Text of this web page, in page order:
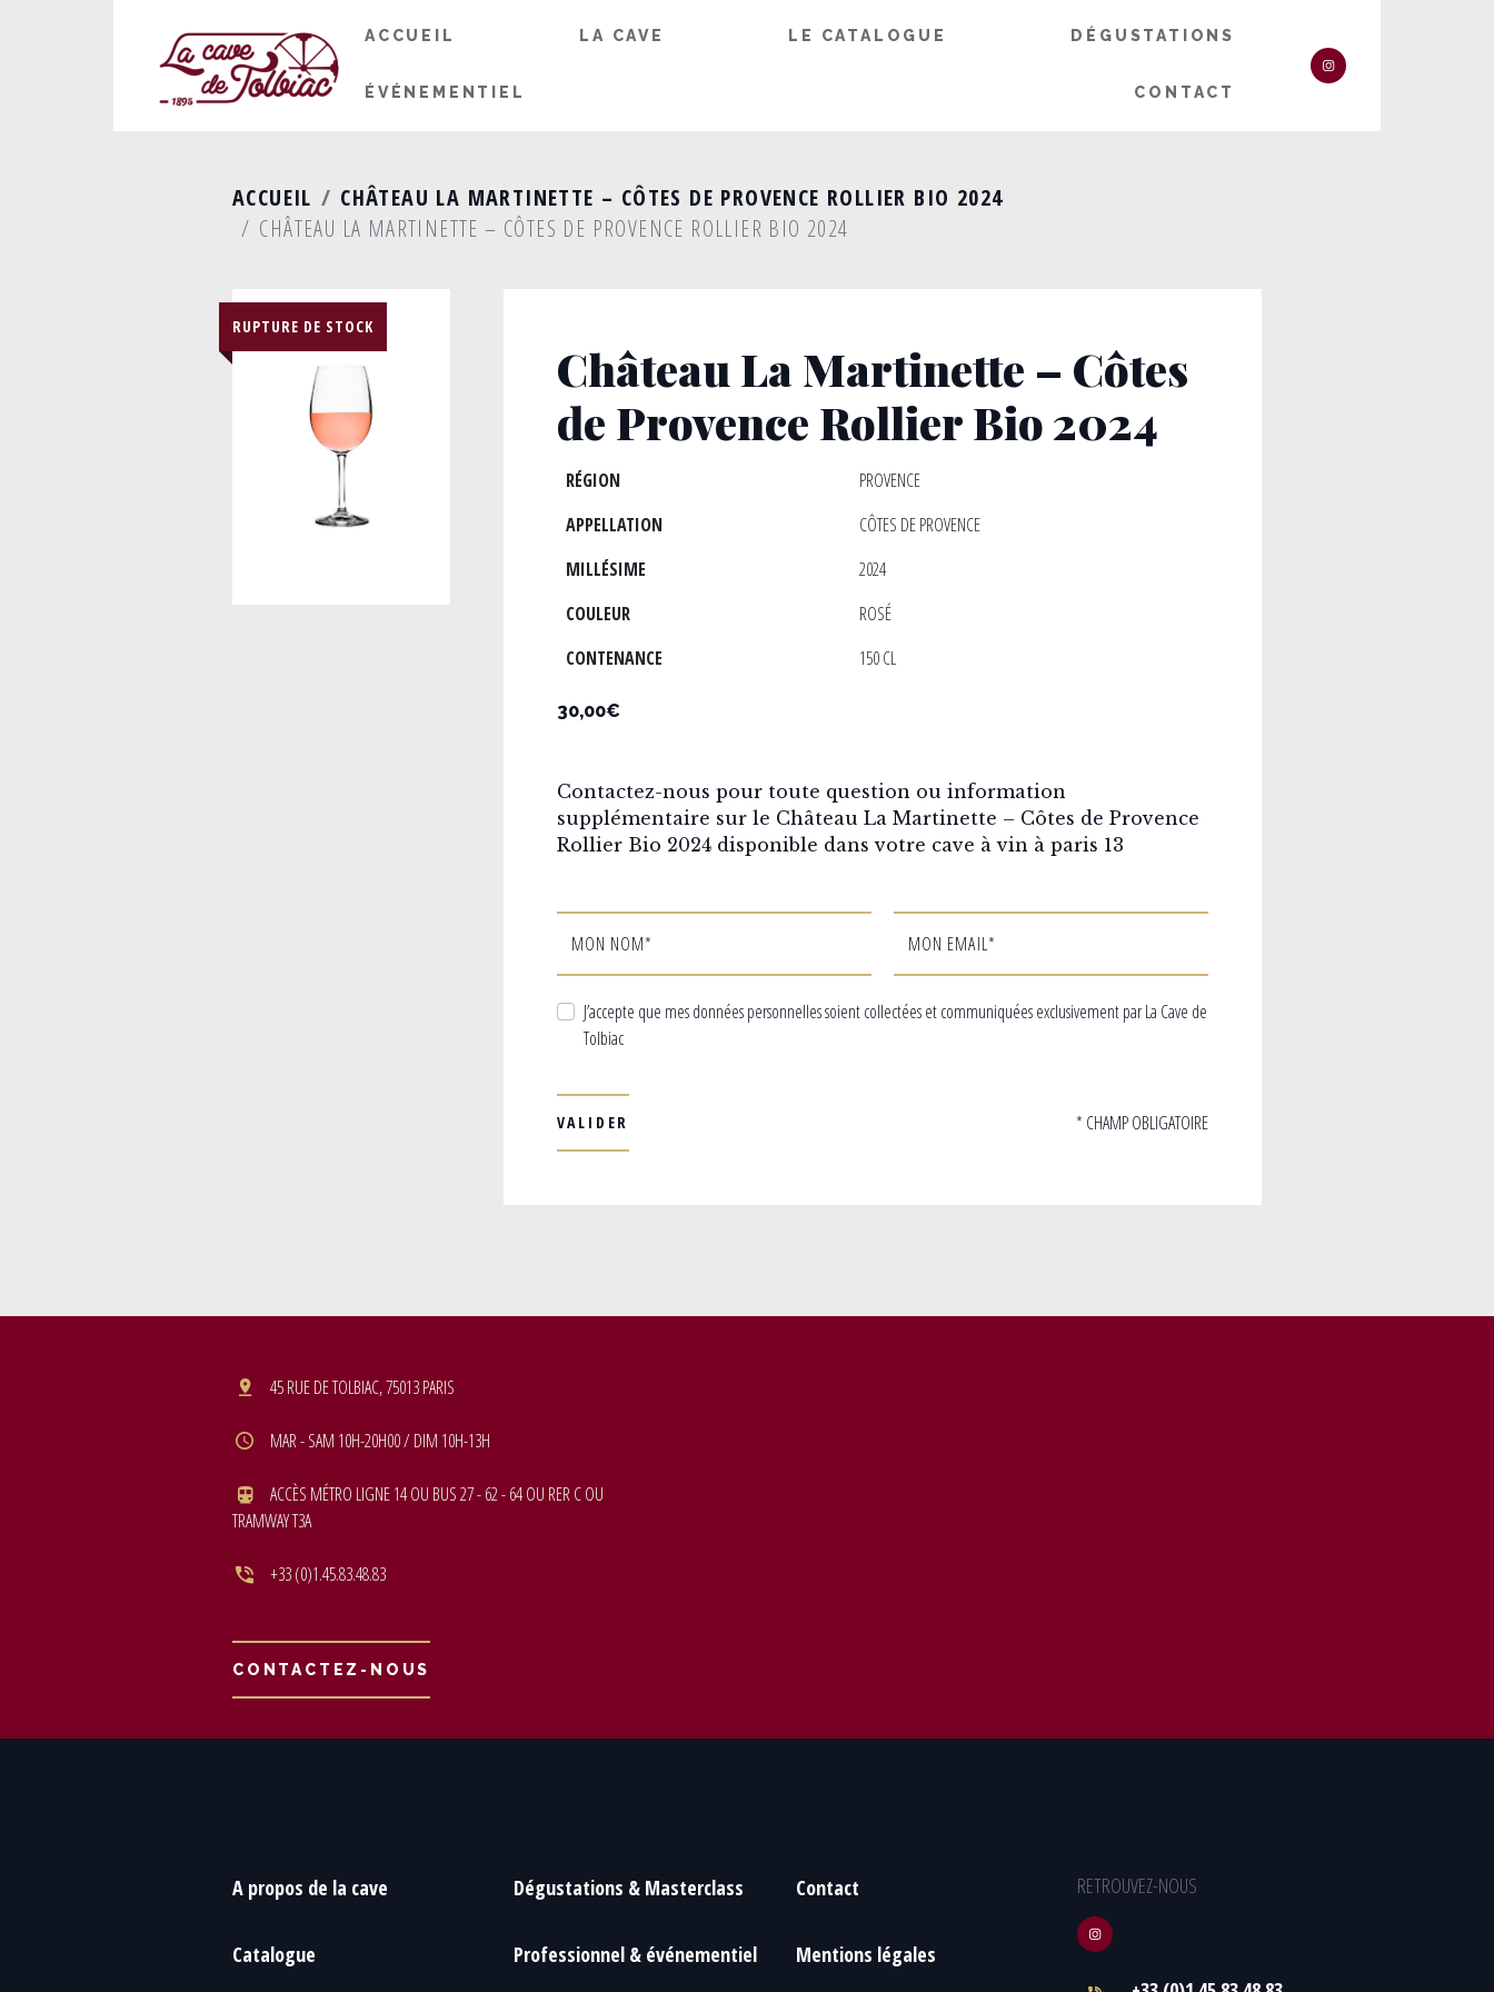
ACCUEIL LA CAVE LE CATALOGUE DÉGUSTATIONS
ÉVÉNEMENTIEL CONTACT
ACCUEIL
CHÂTEAU LA MARTINETTE – CÔTES DE PROVENCE ROLLIER BIO 2024
CHÂTEAU LA MARTINETTE – CÔTES DE PROVENCE ROLLIER BIO 2024
RUPTURE DE STOCK
Château La Martinette – Côtes
de Provence Rollier Bio 2024
RÉGION
PROVENCE
APPELLATION
CÔTES DE PROVENCE
MILLÉSIME
2024
COULEUR
ROSÉ
CONTENANCE
150 CL
30,00€
Contactez-nous pour toute question ou information
supplémentaire sur le Château La Martinette – Côtes de Provence
Rollier Bio 2024 disponible dans votre cave à vin à paris 13
MON NOM* MON EMAIL*
J’accepte que mes données personnelles soient collectées et communiquées exclusivement par La Cave de
Tolbiac
* CHAMP OBLIGATOIRE
45 RUE DE TOLBIAC, 75013 PARIS
MAR - SAM 10H-20H00 / DIM 10H-13H
ACCÈS MÉTRO LIGNE 14 OU BUS 27 - 62 - 64 OU RER C OU
TRAMWAY T3A
+33 (0)1.45.83.48.83
CONTACTEZ-NOUS
A propos de la cave
Catalogue
Dégustations & Masterclass
Professionnel & événementiel
Contact
Mentions légales
RETROUVEZ-NOUS